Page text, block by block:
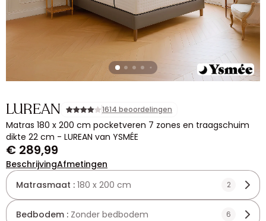
LUREAN 1614 beoordelingen
Matras 180 x 200 cm pocketveren 7 zones en traagschuim
dikte 22 cm - LUREAN van YSMÉE
€ 289,99
BeschrijvingAfmetingen
Matrasmaat : 180 x 200 cm 2
Bedbodem : Zonder bedbodem 6